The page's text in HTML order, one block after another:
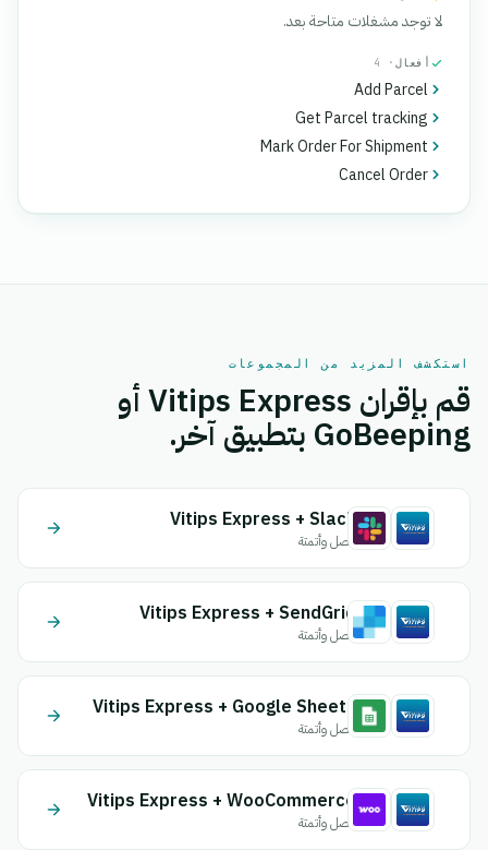
لا توجد مشغلات متاحة بعد.
أفعال · 4
Add Parcel
Get Parcel tracking
Mark Order For Shipment
Cancel Order
استكشف المزيد من المجموعات
قم بإقران Vitips Express أو
GoBeeping بتطبيق آخر.
Vitips Express + Slack
اتصل وأتمتة
Vitips Express + SendGrid
اتصل وأتمتة
Vitips Express + Google Sheets
اتصل وأتمتة
Vitips Express + WooCommerce
اتصل وأتمتة